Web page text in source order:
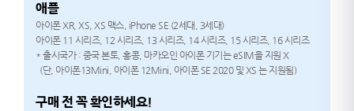
애플
아이폰 XR, XS, XS 맥스, iPhone SE (2세대, 3세대)
아이폰 11 시리즈, 12 시리즈, 13 시리즈, 14 시리즈, 15 시리즈, 16 시리즈
* 출시국가 : 중국 본토, 홍콩, 마카오인 아이폰 기기는 eSIM을 지원 X
(단, 아이폰13Mini, 아이폰 12Mini, 아이폰 SE 2020 및 XS 는 지원됨)
구매 전 꼭 확인하세요!